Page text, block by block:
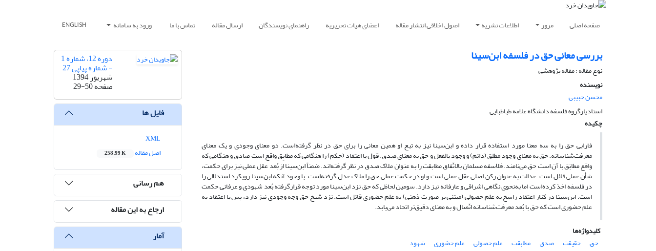
صفحه اصلی مرور اطلاعات نشریه اصول اخلاقی انتشار مقاله اعضای هیات تحریریه راهنمای نویسندگان ارسال مقاله تماس با ما ورود به سامانه ENGLISH
بررسی معانی حق در فلسفه ابن‌سینا
نوع مقاله : مقاله پژوهشی
نویسنده
محسن حبیبی
استادیارگروه فلسفه دانشگاه علامه طباطبایی
چکیده
فارابی حق را به سه معنا مورد استفاده قرار داده و ابن‌سینا نیز به تبع او همین معانی را برای حق در نظر گرفته‌است. دو معنای وجودی و یک معنای
معرفت‌شناسانه. حق به معنای وجود مطلق (دائم) و وجود بالفعل و حق به معنای صدق. قول یا اعتقاد (حکم) را هنگامی که مطابِق واقع است صادق و هنگامی که
واقع مطابَق با آن است حق می‌نامند. فلاسفه مسلمان بالاتّفاق مطابقت را به عنوان ملاک صدق در نظر گرفته‌اند. ضمناً ابن‌سینا از بُعد عقل عملی نیز برای حکمت،
شأن عملی قائل است. عدالت به عنوان رکن اصلی عقل عملی است و او در حکمت عملی حق را ملاک عدل گرفته‌است. با وجود آنکه ابن‌سینا رویکرد استدلالی را
در فلسفه اخذ کرده‌است اما به‌نحوی نگاهی اشراقی و عارفانه نیز دارد. سومین لحاظی که حق نزد ابن‌سینا مورد توجه قرارگرفته بُعد شهودی و عرفانی حکمت
است. ابن‌سینا در کنار اعتقاد راسخ به علم حصولی (مبتنی بر صورت ذهنی) به علم حضوری قائل است. نزد شیخ حق وجه وجودی نیز دارد، پس با اعتقاد به
علم حضوری است که حق با بُعد معرفت‌شناسانه اتّصال و به معنای دقیق‌تر اتحاد می‌یابد.
کلیدواژه‌ها
حق
حقیقت صدق مطابقت علم حصولی علم حضوری
شهود
دوره 12، شماره 1
- شماره پیاپی 27
شهریور 1394
صفحه29-50
فایل ها
اصل مقاله
258.99 K
هم رسانی
ارجاع به این مقاله
آمار